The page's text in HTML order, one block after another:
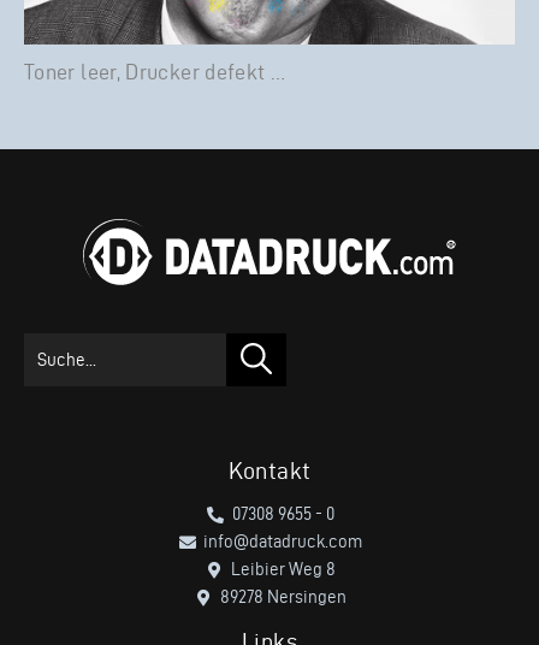
Toner leer, Drucker defekt …
Kontakt
07308 9655 - 0
info@datadruck.com
Leibier Weg 8
89278 Nersingen